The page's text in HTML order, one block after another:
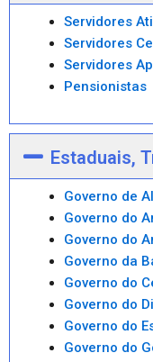
Servidores
Servidores
Servidores
Pensionistas
Estaduais,
Governo de
Governo do
Governo do
Governo da
Governo do
Governo do
Governo do
Governo do